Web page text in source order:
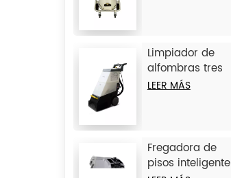
Limpiador de
alfombras tres
en uno JIECHI
LEER MÁS
Fregadora de
pisos inteligente